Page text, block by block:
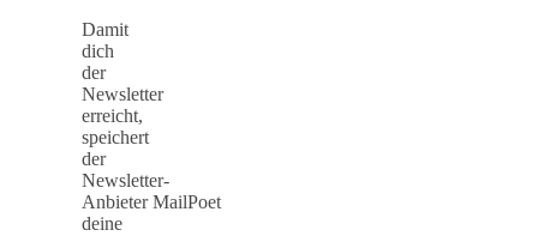
Damit
dich
der
Newsletter
erreicht,
speichert
der
Newsletter-
Anbieter MailPoet
deine